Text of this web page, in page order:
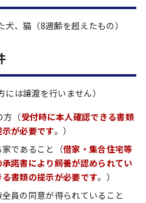
、猫（8週齢を超えたもの）
には譲渡を行いません）
方（受付時に本人確認できる書類
示が必要です。）
であること（借家・集合住宅等
諾書により飼養が認められてい
書類の提示が必要です。）
員の同意が得られていること